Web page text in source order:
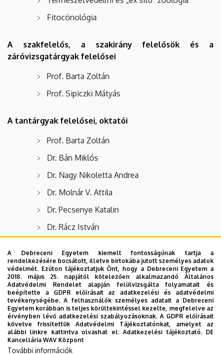
Fitocönológia
A szakfelelős, a szakirány felelősök és a
záróvizsgatárgyak felelősei
Prof. Barta Zoltán
Prof. Sipiczki Mátyás
A tantárgyak felelősei, oktatói
Prof. Barta Zoltán
Dr. Bán Miklós
Dr. Nagy Nikoletta Andrea
Dr. Molnár V. Attila
Dr. Pecsenye Katalin
Dr. Rácz István
Dr. Tököly Jácint
Prof. Tóthmérész Béla
Prof. Varga Zoltán
Dr. Végvári Zsolt
Dr. Németh Zoltán
A Debreceni Egyetem kiemelt fontosságúnak tartja a
rendelkezésére bocsátott, illetve birtokába jutott személyes adatok
védelmét. Ezúton tájékoztatjuk Önt, hogy a Debreceni Egyetem a
2018. május 25. napjától kötelezően alkalmazandó Általános
Adatvédelmi Rendelet alapján felülvizsgálta folyamatait és
beépítette a GDPR előírásait az adatkezelési és adatvédelmi
tevékenységébe. A felhasználók személyes adatait a Debreceni
Egyetem korábban is teljes körültekintéssel kezelte, megfelelve az
érvényben lévő adatkezelési szabályozásoknak. A GDPR előírásait
követve frissítettük Adatvédelmi Tájékoztatónkat, amelyet az
alábbi linkre kattintva olvashat el:Adatkezelési tájékoztató. DE
Kancellária WAV Központ
További információk